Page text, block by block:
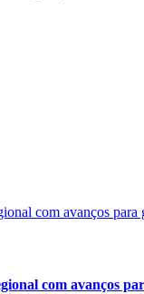
com avanços